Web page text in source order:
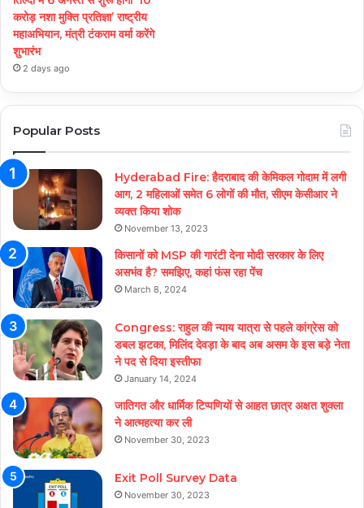
करोड़ नशा मुक्ति प्रतिज्ञा’ राष्ट्रीय
महाअभियान, मंत्री टंकराम वर्मा करेंगे
शुभारंभ
2 days ago
Popular Posts
Hyderabad Fire: हैदराबाद की केमिकल गोदाम में लगी
आग, 2 महिलाओं समेत 6 लोगों की मौत, सीएम केसीआर ने
व्यक्त किया शोक
November 13, 2023
किसानों को MSP की गारंटी देना मोदी सरकार के लिए
असभंव है? समझिए, कहां फंस रहा पेंच
March 8, 2024
Congress: राहुल की न्याय यात्रा से पहले कांग्रेस को
डबल झटका, मिलिंद देवड़ा के बाद अब असम के इस बड़े नेता
ने पद से दिया इस्तीफा
January 14, 2024
जातिगत और धार्मिक टिप्पणियों से आहत छात्र अक्षत शुक्ला
ने आत्महत्या कर ली
November 30, 2023
Exit Poll Survey Data
November 30, 2023